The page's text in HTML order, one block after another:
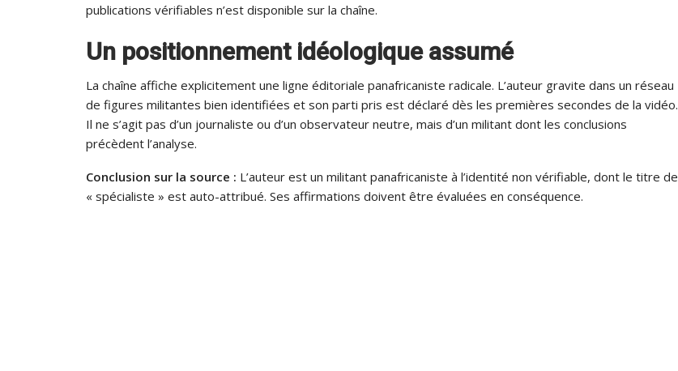
publications vérifiables n’est disponible sur la chaîne.
Un positionnement idéologique assumé
La chaîne affiche explicitement une ligne éditoriale panafricaniste radicale. L’auteur gravite dans un réseau
de figures militantes bien identifiées et son parti pris est déclaré dès les premières secondes de la vidéo.
Il ne s’agit pas d’un journaliste ou d’un observateur neutre, mais d’un militant dont les conclusions
précèdent l’analyse.
Conclusion sur la source : L’auteur est un militant panafricaniste à l’identité non vérifiable, dont le titre de
« spécialiste » est auto-attribué. Ses affirmations doivent être évaluées en conséquence.